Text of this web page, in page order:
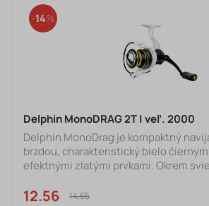
mechanizmus s ideálnym prevodovým
sústava 5+1 gul
14
Delphin MonoDRAG 2T | veľ. 2000
Delphin MonoDrag je kompaktný
brzdou, charakteristický bielo
efektnými zlatými prvkami. Okrem
rozhodne poteší aj ideálnym
a 100% funkčnosti. Samotný chod
12.56 €14.65 €